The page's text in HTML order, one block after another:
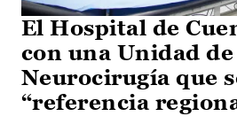
El Hospital de
con una Unidad de
Neurocirugía que
“referencia